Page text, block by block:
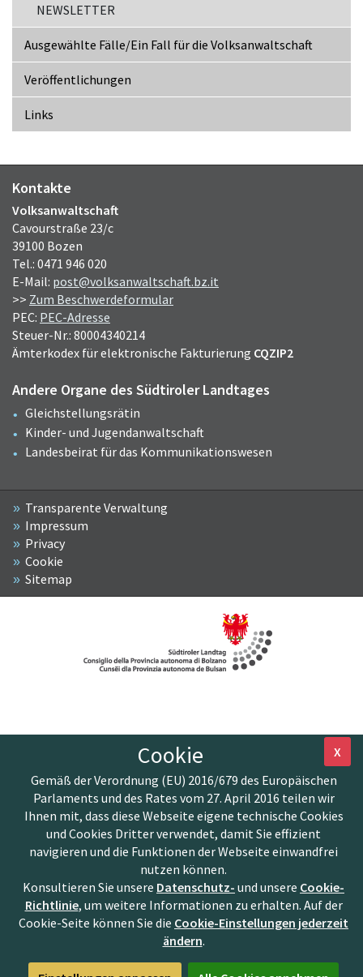
NEWSLETTER
Ausgewählte Fälle/Ein Fall für die Volksanwaltschaft
Veröffentlichungen
Links
Kontakte
Volksanwaltschaft
Cavourstraße 23/c
39100 Bozen
Tel.: 0471 946 020
E-Mail: post@volksanwaltschaft.bz.it
>> Zum Beschwerdeformular
PEC: PEC-Adresse
Steuer-Nr.: 80004340214
Ämterkodex für elektronische Fakturierung CQZIP2
Andere Organe des Südtiroler Landtages
Gleichstellungsrätin
Kinder- und Jugendanwaltschaft
Landesbeirat für das Kommunikationswesen
Transparente Verwaltung
Impressum
Privacy
Cookie
Sitemap
X
Cookie
Gemäß der Verordnung (EU) 2016/679 des Europäischen
Parlaments und des Rates vom 27. April 2016 teilen wir
Ihnen mit, dass diese Webseite eigene technische Cookies
und Cookies Dritter verwendet, damit Sie effizient
navigieren und die Funktionen der Webseite einwandfrei
nutzen können.
Konsultieren Sie unsere Datenschutz- und unsere Cookie-
Richtlinie, um weitere Informationen zu erhalten. Auf der
Cookie-Seite können Sie die Cookie-Einstellungen jederzeit
ändern.